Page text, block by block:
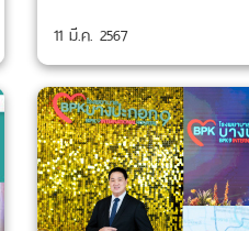
11 มี.ค. 2567